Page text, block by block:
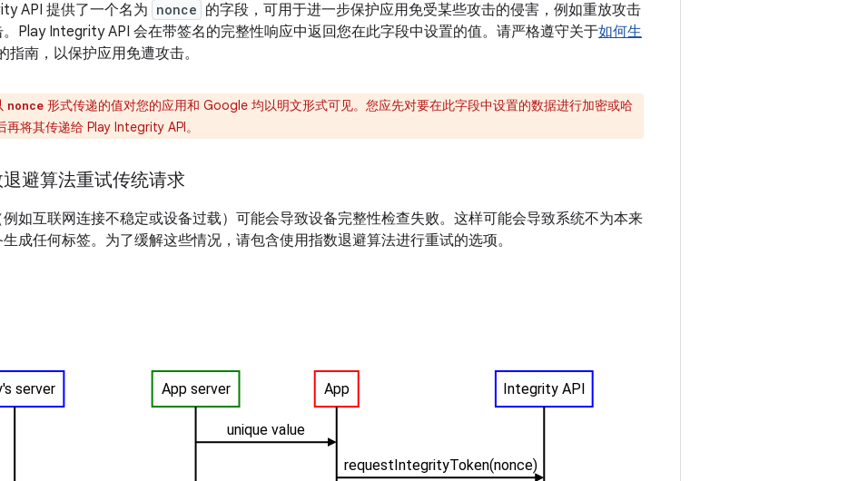
API 提供了一个名为 nonce 的字段，可用于进一步保护应用免受某些攻击的侵害，例如重放攻击
Play Integrity API 会在带签名的完整性响应中返回您在此字段中设置的值。请严格遵守关于如何生
指南，以保护应用免遭攻击。
nonce 形式传递的值对您的应用和 Google 均以明文形式可见。您应先对要在此字段中设置的数据进行加密或哈
再将其传递给 Play Integrity API。
避算法重试传统请求
如互联网连接不稳定或设备过载）可能会导致设备完整性检查失败。这样可能会导致系统不为本来
成任何标签。为了缓解这些情况，请包含使用指数退避算法进行重试的选项。